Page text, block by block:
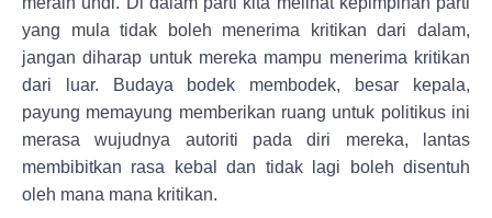
yang mula tidak boleh menerima kritikan dari dalam,
jangan diharap untuk mereka mampu menerima kritikan
dari luar. Budaya bodek membodek, besar kepala,
payung memayung memberikan ruang untuk politikus ini
merasa wujudnya autoriti pada diri mereka, lantas
membibitkan rasa kebal dan tidak lagi boleh disentuh
oleh mana mana kritikan.